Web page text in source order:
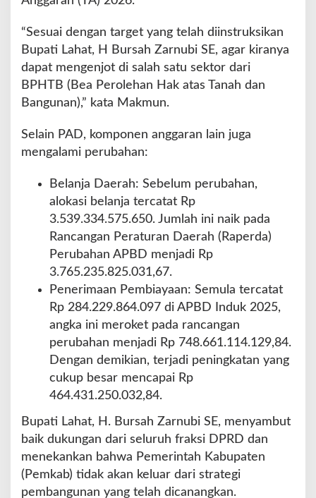
n
“Sesuai dengan target yang telah diinstruksikan
Bupati Lahat, H Bursah Zarnubi SE, agar kiranya
dapat mengenjot di salah satu sektor dari
BPHTB (Bea Perolehan Hak atas Tanah dan
Bangunan),” kata Makmun.
Selain PAD, komponen anggaran lain juga
mengalami perubahan:
Belanja Daerah: Sebelum perubahan,
alokasi belanja tercatat Rp
3.539.334.575.650. Jumlah ini naik pada
Rancangan Peraturan Daerah (Raperda)
Perubahan APBD menjadi Rp
3.765.235.825.031,67.
Penerimaan Pembiayaan: Semula tercatat
Rp 284.229.864.097 di APBD Induk 2025,
angka ini meroket pada rancangan
perubahan menjadi Rp 748.661.114.129,84.
Dengan demikian, terjadi peningkatan yang
cukup besar mencapai Rp
464.431.250.032,84.
Bupati Lahat, H. Bursah Zarnubi SE, menyambut
baik dukungan dari seluruh fraksi DPRD dan
menekankan bahwa Pemerintah Kabupaten
(Pemkab) tidak akan keluar dari strategi
pembangunan yang telah dicanangkan.